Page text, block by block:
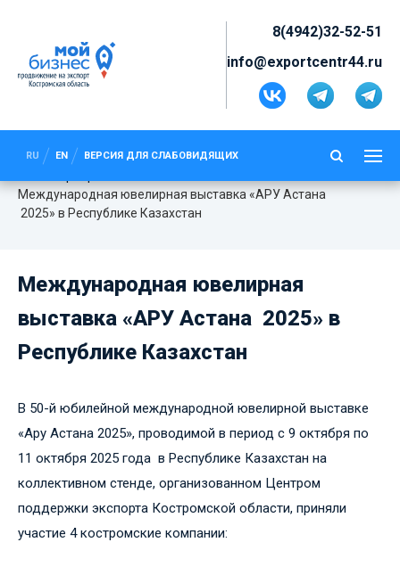
8(4942)32-52-51
info@exportcentr44.ru
RU EN ВЕРСИЯ ДЛЯ СЛАБОВИДЯЩИХ
МЕЖДУНАРОДНАЯ ЮВЕЛИРНАЯ
ВЫСТАВКА «АРУ АСТАНА 2025» В
РЕСПУБЛИКЕ КАЗАХСТАН
Международная ювелирная выставка «АРУ Астана
2025» в Республике Казахстан
Международная ювелирная
выставка «АРУ Астана 2025» в
Республике Казахстан
В 50-й юбилейной международной ювелирной выставке
«Ару Астана 2025», проводимой в период с 9 октября по
11 октября 2025 года в Республике Казахстан на
коллективном стенде, организованном Центром
поддержки экспорта Костромской области, приняли
участие 4 костромские компании: